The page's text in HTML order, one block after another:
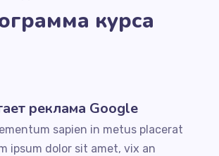
курса
реклама Google
sapien in metus placerat
ipsum dolor sit amet, vix an